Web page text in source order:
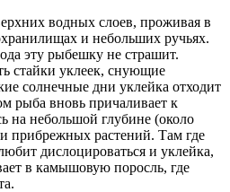
водных слоев, проживая в
и небольших ручьях.
эту рыбешку не страшит.
стайки уклеек, снующие
солнечные дни уклейка отходит
рыба вновь причаливает к
на небольшой глубине (около
прибрежных растений. Там где
дислоцироваться и уклейка,
в камышовую поросль, где